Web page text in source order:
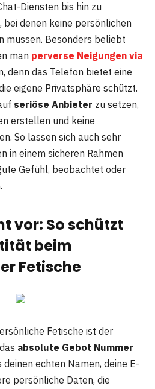
Diensten bis hin zu
denen keine persönlichen
müssen. Besonders beliebt
man perverse Neigungen via
denn das Telefon bietet eine
eigene Privatsphäre schützt.
seriöse Anbieter zu setzen,
erstellen und keine
So lassen sich auch sehr
in einem sicheren Rahmen
Gefühl, beobachtet oder
vor: So schützt
beim
Fetische
Fetische ist der
absolute Gebot Nummer
echten Namen, deine E-
persönliche Daten, die